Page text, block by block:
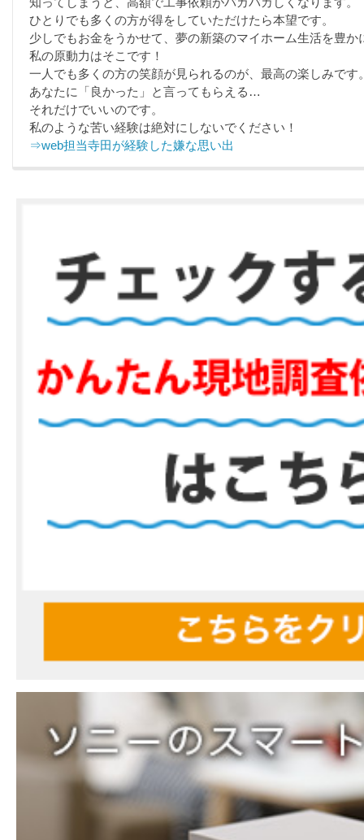
ひとりでも多くの方が得をしていただけたら本望です。
少しでもお金をうかせて、夢の新築のマイホーム生活を豊
私の原動力はそこです！
一人でも多くの方の笑顔が見られるのが、最高の楽しみです
あなたに「良かった」と言ってもらえる…
それだけでいいのです。
私のような苦い経験は絶対にしないでください！
⇒web担当寺田が経験した嫌な思い出